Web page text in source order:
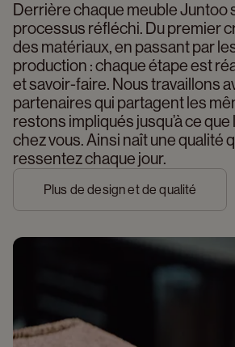
Derrière chaque meuble Juntoo
processus réfléchi. Du premier
des matériaux, en passant par
production : chaque étape est
et savoir-faire. Nous travaillons
partenaires qui partagent les
restons impliqués jusqu’à ce
chez vous. Ainsi naît une qualité
ressentez chaque jour.
Plus de design et de qualité